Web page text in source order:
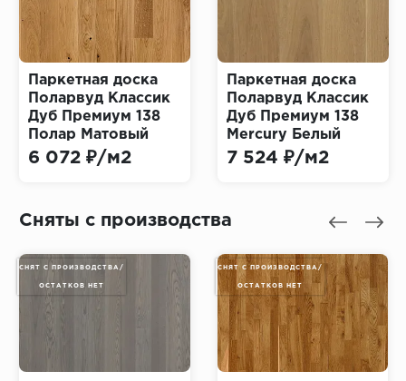
Паркетная доска
Поларвуд Классик
Дуб Премиум 138
Полар Матовый
(Polarwood Classic
6 072 ₽/м2
Паркетная доска
Поларвуд Классик
Дуб Премиум 138
Мercury Белый
Масло (Polarwood
7 524 ₽/м2
Сняты с производства
СНЯТ С ПРОИЗВОДСТВА/
ОСТАТКОВ НЕТ
СНЯТ С ПРОИЗВОДСТВА/
ОСТАТКОВ НЕТ